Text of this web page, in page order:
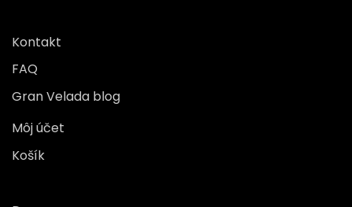
Kontakt
FAQ
Gran Velada blog
Môj účet
Košík